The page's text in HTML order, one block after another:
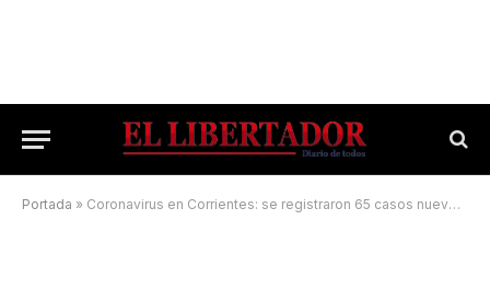
Portada » Coronavirus en Corrientes: se registraron 65 casos nuevos y una muerte